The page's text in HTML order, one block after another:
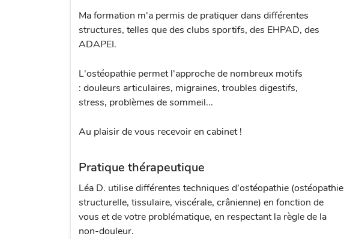
Ma formation m'a permis de pratiquer dans différentes
structures, telles que des clubs sportifs, des EHPAD, des
ADAPEI.
L'ostéopathie permet l'approche de nombreux motifs
: douleurs articulaires, migraines, troubles digestifs,
stress, problèmes de sommeil...
Au plaisir de vous recevoir en cabinet !
Pratique thérapeutique
Léa D. utilise différentes techniques d'ostéopathie (ostéopathie
structurelle, tissulaire, viscérale, crânienne) en fonction de
vous et de votre problématique, en respectant la règle de la
non-douleur.